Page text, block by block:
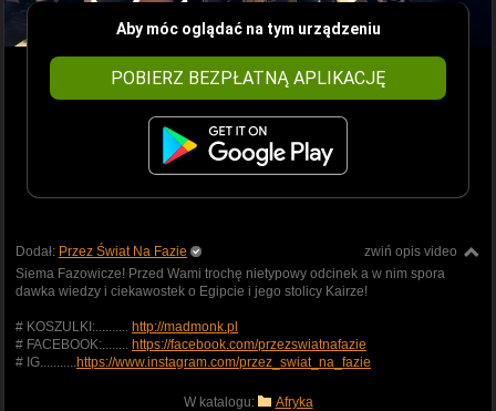
Aby móc oglądać na tym urządzeniu
POBIERZ BEZPŁATNĄ APLIKACJĘ
zwiń opis video
Dodał: Przez Świat Na Fazie
Siema Fazowicze! Przed Wami trochę nietypowy odcinek a w nim spora
dawka wiedzy i ciekawostek o Egipcie i jego stolicy Kairze!
# KOSZULKI:.......... http://madmonk.pl
# FACEBOOK:........ https://facebook.com/przezswiatnafazie
# IG........... https://www.instagram.com/przez_swiat_na_fazie
W katalogu: Afryka